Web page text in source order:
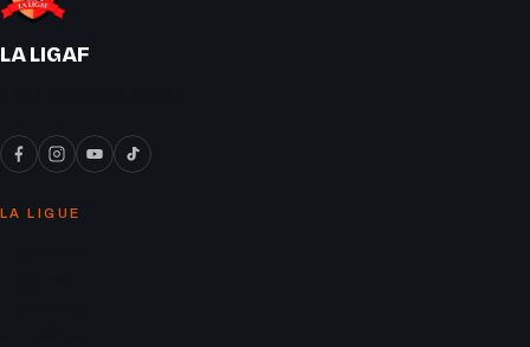
LA LIGAF
LA LIGUE